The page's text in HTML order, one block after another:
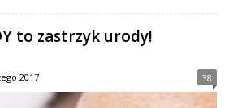
to zastrzyk urody!
2017 38